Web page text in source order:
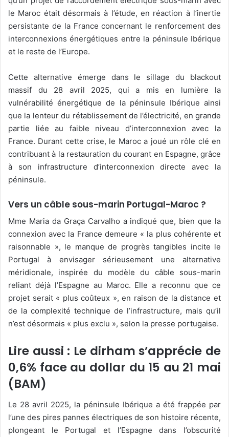
le Maroc était désormais à l’étude, en réaction à l’inertie
persistante de la France concernant le renforcement des
interconnexions énergétiques entre la péninsule Ibérique
et le reste de l’Europe.
Cette alternative émerge dans le sillage du blackout
massif du 28 avril 2025, qui a mis en lumière la
vulnérabilité énergétique de la péninsule Ibérique ainsi
que la lenteur du rétablissement de l’électricité, en grande
partie liée au faible niveau d’interconnexion avec la
France. Durant cette crise, le Maroc a joué un rôle clé en
contribuant à la restauration du courant en Espagne, grâce
à son infrastructure d’interconnexion directe avec la
péninsule.
Vers un câble sous-marin Portugal-Maroc ?
Mme Maria da Graça Carvalho a indiqué que, bien que la
connexion avec la France demeure « la plus cohérente et
raisonnable », le manque de progrès tangibles incite le
Portugal à envisager sérieusement une alternative
méridionale, inspirée du modèle du câble sous-marin
reliant déjà l’Espagne au Maroc. Elle a reconnu que ce
projet serait « plus coûteux », en raison de la distance et
de la complexité technique de l’infrastructure, mais qu’il
n’est désormais « plus exclu », selon la presse portugaise.
Lire aussi : Le dirham s’apprécie de
0,6% face au dollar du 15 au 21 mai
(BAM)
Le 28 avril 2025, la péninsule Ibérique a été frappée par
l’une des pires pannes électriques de son histoire récente,
plongeant le Portugal et l’Espagne dans l’obscurité